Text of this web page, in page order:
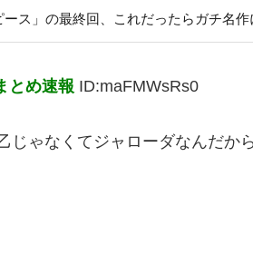
ース」の最終回、これだったらガチ名
とめ速報 ID:maFMWsRs0
じゃなくてジャローダなんだか